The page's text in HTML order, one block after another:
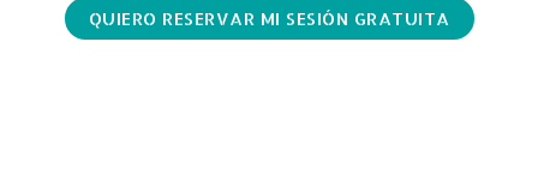
QUIERO RESERVAR MI SESIÓN GRATUITA